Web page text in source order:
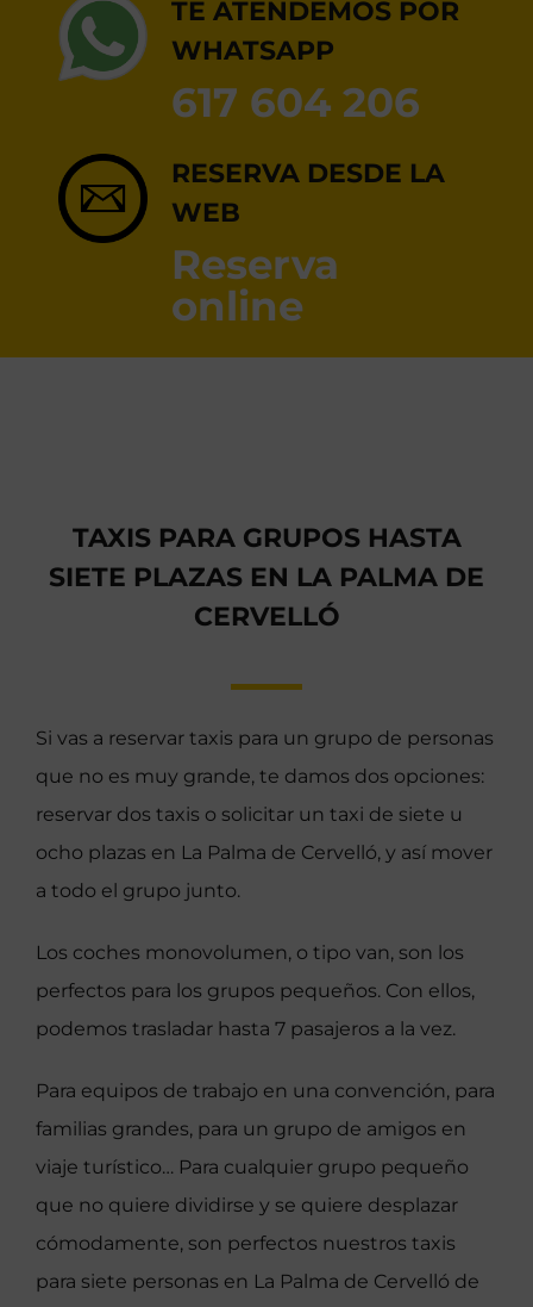
TE ATENDEMOS POR
WHATSAPP
617 604 206
RESERVA DESDE LA
WEB
Reserva
online
TAXIS PARA GRUPOS HASTA
SIETE PLAZAS EN LA PALMA DE
CERVELLÓ
Si vas a reservar taxis para un grupo de personas
que no es muy grande, te damos dos opciones:
reservar dos taxis o solicitar un taxi de siete u
ocho plazas en La Palma de Cervelló, y así mover
a todo el grupo junto.
Los coches monovolumen, o tipo van, son los
perfectos para los grupos pequeños. Con ellos,
podemos trasladar hasta 7 pasajeros a la vez.
Para equipos de trabajo en una convención, para
familias grandes, para un grupo de amigos en
viaje turístico… Para cualquier grupo pequeño
que no quiere dividirse y se quiere desplazar
cómodamente, son perfectos nuestros taxis
para siete personas en La Palma de Cervelló de